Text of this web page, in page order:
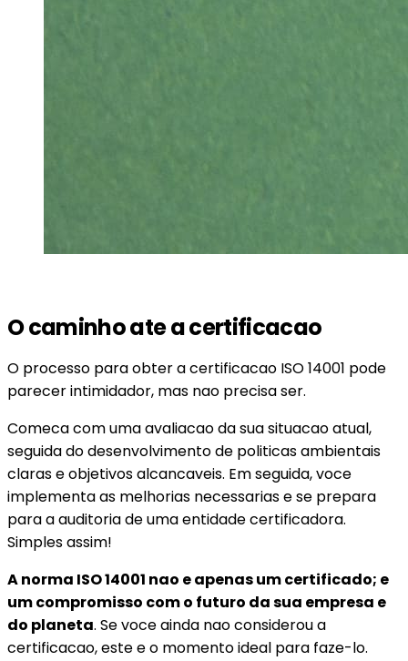
O caminho ate a certificacao
O processo para obter a certificacao ISO 14001 pode
parecer intimidador, mas nao precisa ser.
Comeca com uma avaliacao da sua situacao atual,
seguida do desenvolvimento de politicas ambientais
claras e objetivos alcancaveis. Em seguida, voce
implementa as melhorias necessarias e se prepara
para a auditoria de uma entidade certificadora.
Simples assim!
A norma ISO 14001 nao e apenas um certificado; e
um compromisso com o futuro da sua empresa e
do planeta. Se voce ainda nao considerou a
certificacao, este e o momento ideal para faze-lo.